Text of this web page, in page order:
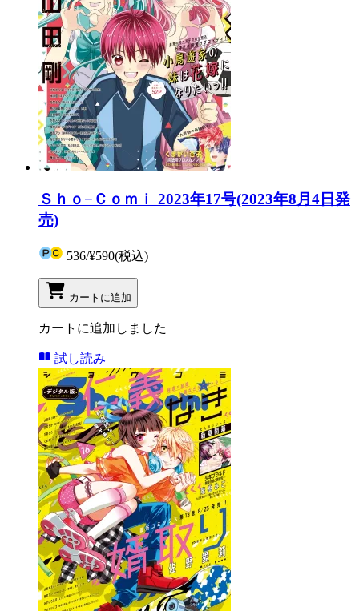
Ｓｈｏ−Ｃｏｍｉ 2023年17号(2023年8月4日発
売)
536/¥590(税込)
カートに追加
カートに追加しました
試し読み